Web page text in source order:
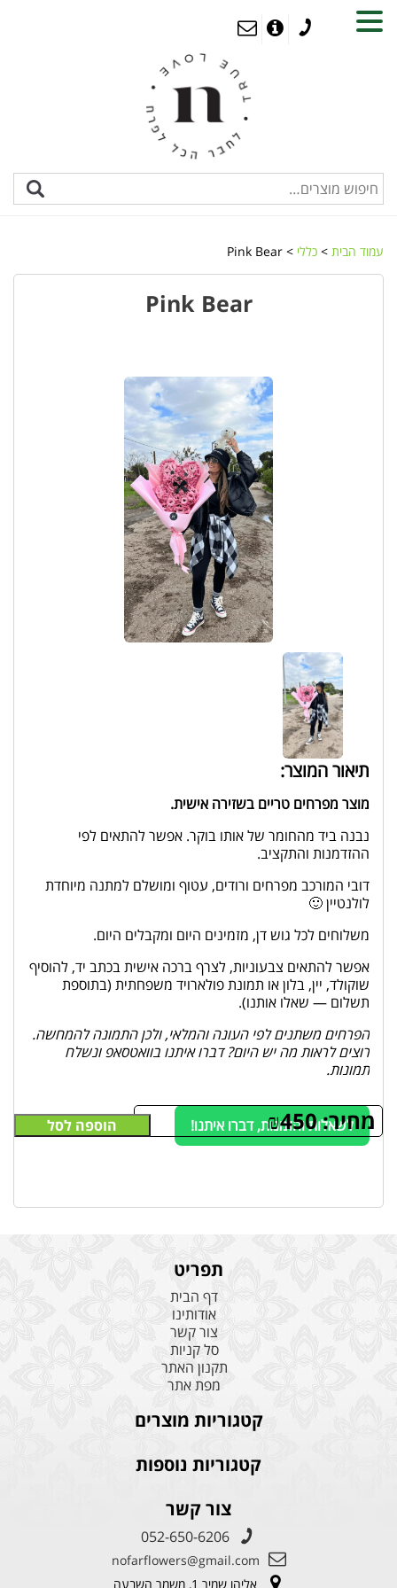
עמוד הבית > כללי > Pink Bear
Pink Bear
תיאור המוצר:
מוצר מפרחים טריים בשזירה אישית.
נבנה ביד מהחומר של אותו בוקר. אפשר להתאים לפי
ההזדמנות והתקציב.
דובי המורכב מפרחים ורודים, עטוף ומושלם למתנה מיוחדת
לולנטיין 🙂
משלוחים לכל גוש דן, מזמינים היום ומקבלים היום.
אפשר להתאים צבעוניות, לצרף ברכה אישית בכתב יד, להוסיף
שוקולד, יין, בלון או תמונת פולארויד משפחתית (בתוספת
תשלום — שאלו אותנו).
הפרחים משתנים לפי העונה והמלאי, ולכן התמונה להמחשה.
רוצים לראות מה יש היום? דברו איתנו בוואטסאפ ונשלח
תמונות.
מחיר: ₪450 הוספה לסל לשאלות והזמנות, דברו איתנו!
תפריט
דף הבית
אודותינו
צור קשר
סל קניות
תקנון האתר
מפת אתר
קטגוריות מוצרים
קטגוריות נוספות
צור קשר
052-650-6206
nofarflowers@gmail.com
אליהו שמיר 1, משמר השבעה